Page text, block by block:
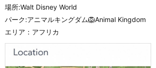
場所:Walt Disney World
パーク:アニマルキングダム🦁Animal Kingdom
エリア：アフリカ